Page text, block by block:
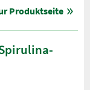
Produktseite